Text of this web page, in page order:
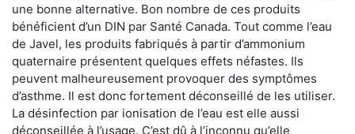
une bonne alternative. Bon nombre de ces produits
bénéficient d’un DIN par Santé Canada. Tout comme l’eau
de Javel, les produits fabriqués à partir d’ammonium
quaternaire présentent quelques effets néfastes. Ils
peuvent malheureusement provoquer des symptômes
d’asthme. Il est donc fortement déconseillé de les utiliser.
La désinfection par ionisation de l’eau est elle aussi
déconseillée à l’usage. C’est dû à l’inconnu qu’elle